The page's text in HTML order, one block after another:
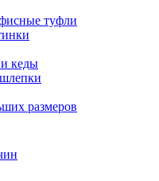
туфли
кеды
размеров